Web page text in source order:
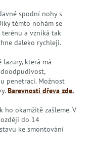
spodní nohy s
těmto nohám se
a vzniká tak
daleko rychleji.
která má
penetraci. Možnost
Barevnosti dřeva zde.
ho okamžitě zašleme. V
do 14
ke smontování